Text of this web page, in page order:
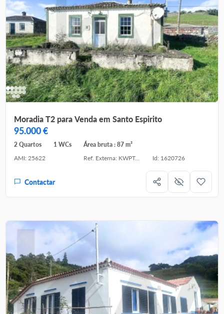
Moradia T2 para Venda em Santo Espirito
95.000 €
2 Quartos 1 WCs
Área bruta : 87 m²
AMI: 25622
Ref. Externa: KWPT-027914 Id: 1620726
Contactar